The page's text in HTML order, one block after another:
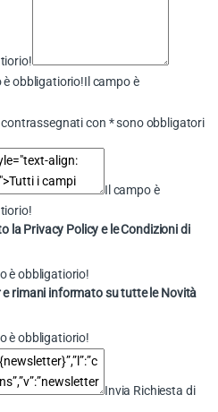
è obbligatiorio!Il campo è
con * sono obbligatori
Il campo è
laPrivacy Policye leCondizioni di
è obbligatiorio!
rimani informato su tutte leNovità
è obbligatiorio!
Invia Richiesta di